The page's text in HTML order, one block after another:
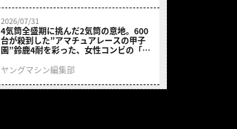
2026/07/31
4気筒全盛期に挑んだ2気筒の意地。600
台が殺到した”アマチュアレースの甲子
園”鈴鹿4耐を彩った、女性コンビの「ス
ヤングマシン編集部